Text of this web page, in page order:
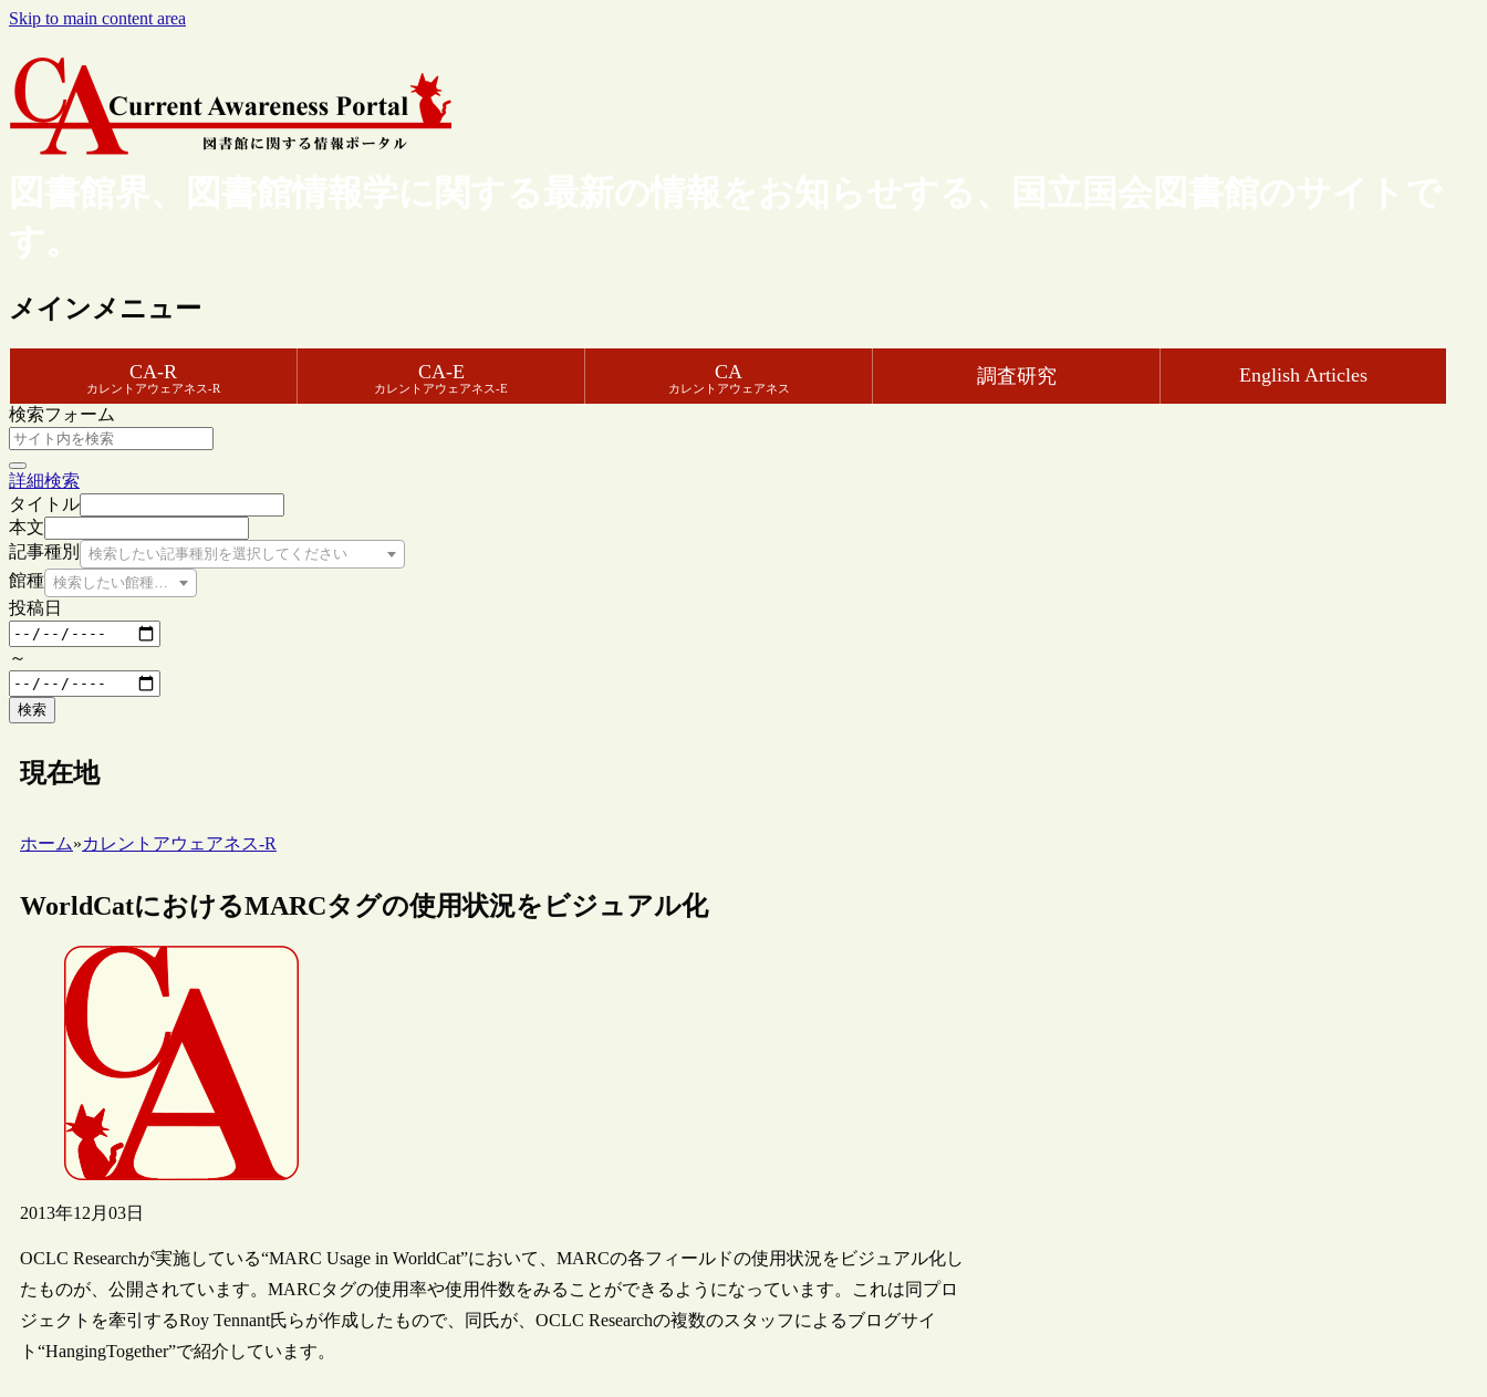
Skip to main content area
図書館界、図書館情報学に関する最新の情報をお知らせする、国立国会図書館のサイトで
す。
メインメニュー
CA-R
カレントアウェアネス-R
CA-E
カレントアウェアネス-E
CA
カレントアウェアネス
調査研究 English Articles
検索フォーム
詳細検索
タイトル
本文
記事種別
検索したい記事種別を選択してください
館種 検索したい館種を選択してください
投稿日
～
検索
現在地
ホーム»カレントアウェアネス-R
WorldCatにおけるMARCタグの使用状況をビジュアル化
2013年12月03日
OCLC Researchが実施している“MARC Usage in WorldCat”において、MARCの各フィールドの使用状況をビジュアル化し
たものが、公開されています。MARCタグの使用率や使用件数をみることができるようになっています。これは同プロ
ジェクトを牽引するRoy Tennant氏らが作成したもので、同氏が、OCLC Researchの複数のスタッフによるブログサイ
ト“HangingTogether”で紹介しています。